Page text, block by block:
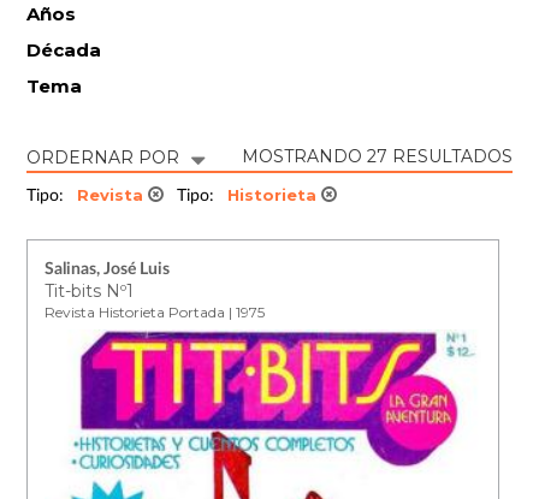
Años
Década
Tema
ORDERNAR POR MOSTRANDO 27 RESULTADOS
Tipo: Revista Tipo: Historieta
Salinas, José Luis
Tit-bits Nº1
Revista Historieta Portada | 1975